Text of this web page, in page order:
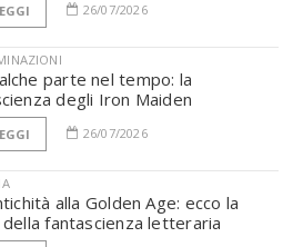
26/07/2026
parte nel tempo: la
degli Iron Maiden
26/07/2026
alla Golden Age: ecco la
fantascienza letteraria